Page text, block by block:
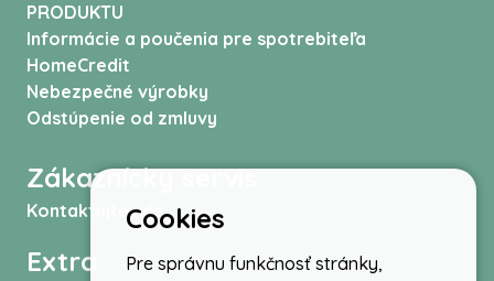
PRODUKTU
Informácie a poučenia pre spotrebiteľa
HomeCredit
Nebezpečné výrobky
Odstúpenie od zmluvy
Zákaznícky servis
Kontaktujte nás
Extra
Cookies
Pre správnu funkčnosť stránky,